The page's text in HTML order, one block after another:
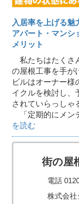
入居率を上げる魅
アパート・マンシ
メリット
私たちはたくさ
の屋根工事を手が
ビルはオーナー様
イクルを検討し、
されていらっしゃ
「定期的にメン
を読む
街の屋
電話
株式会社